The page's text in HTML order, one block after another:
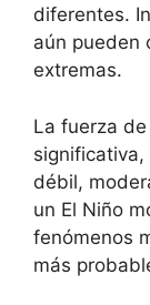
diferentes.
aún pueden
extremas.
La fuerza
débil,
un El Niño
fenómenos
más